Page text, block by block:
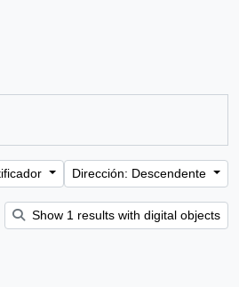
Dirección: Descendente
Show 1 results with digital objects